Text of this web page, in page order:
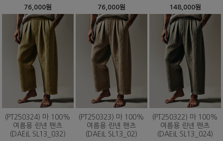
76,000원 76,000원 148,000원
(PT250324) 마 100%
여름용 린넨 팬츠
(DAEIL SL13_032)
(PT250323) 마 100%
여름용 린넨 팬츠
(DAEIL SL13_02)
(PT250322) 마 100%
여름용 린넨 팬츠
(DAEIL SL13_024)